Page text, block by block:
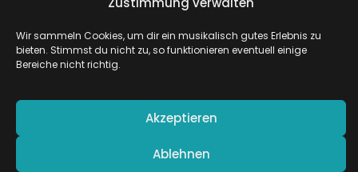
Wir sammeln Cookies, um dir ein musikalisch gutes Erlebnis zu
bieten. Stimmst du nicht zu, so funktionieren eventuell einige
Bereiche nicht richtig.
Akzeptieren
Ablehnen
STATISTIKEN